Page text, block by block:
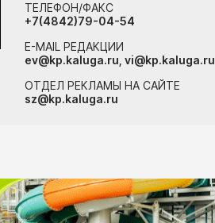
ТЕЛЕФОН/ФАКС
+7(4842)79-04-54
E-MAIL РЕДАКЦИИ
ev@kp.kaluga.ru, vi@kp.kaluga.ru
ОТДЕЛ РЕКЛАМЫ НА САЙТЕ
sz@kp.kaluga.ru